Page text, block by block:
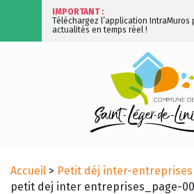
IMPORTANT :
Téléchargez l’application IntraMuros
actualités en temps réel !
Accueil > Petit déj inter-entreprises
petit dej inter entreprises_page-